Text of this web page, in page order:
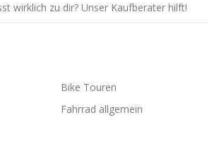
wirklich zu dir? Unser Kaufberater hilft!
Bike Touren
Fahrrad allgemein